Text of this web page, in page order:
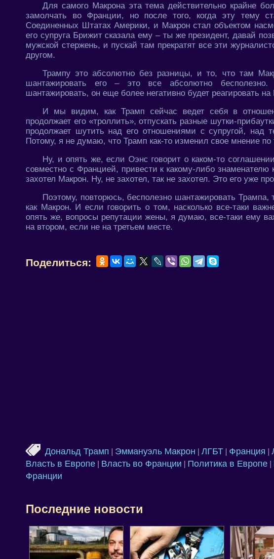
Для самого Макрона эта тема действительно крайне
замолчать во Франции, но после того, когда эту тему
Соединенных Штатах Америки, и Макрон стал объектом
его супруга Брижит сказала ему – ты же президент, давай
мужской стержень, и пускай там прекратят все эти
другом.
Трампу это абсолютно без разницы, и то, что там
шантажировать его – это все абсолютно бесполезно.
шантажировать, он еще более негативно будет реагировать на
И мы видим, как Трамп сейчас ведет себя в
продолжает его «троллить», отпускать разные шутки-
продолжает шутить над его отношениями с супругой, над
Потому, я не думаю, что Трамп как-то изменил свое мнение по
Ну, и опять же, если Оэнс говорит о каком-то
совместно с Францией, привести к какому-либо
захотел Макрон. Ну, не захотел, так не захотел. Это его уже
Поэтому, повторюсь, бесполезно шантажировать Трампа,
как Макрон. И если говорить о том, насколько все-таки
опять же, вопросы репутации жены, я думаю, все-таки ему
на втором, если не на третьем месте.
Поделиться:
Дональд Трамп Эммануэль Макрон ЛГБТ Франция
Власть в Европе Власть во Франции Политика в Европе
Франции
Последние новости